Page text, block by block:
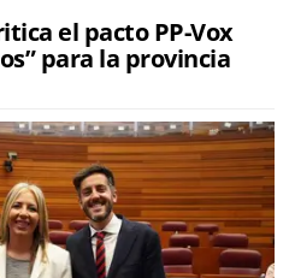
el pacto PP-Vox
para la provincia